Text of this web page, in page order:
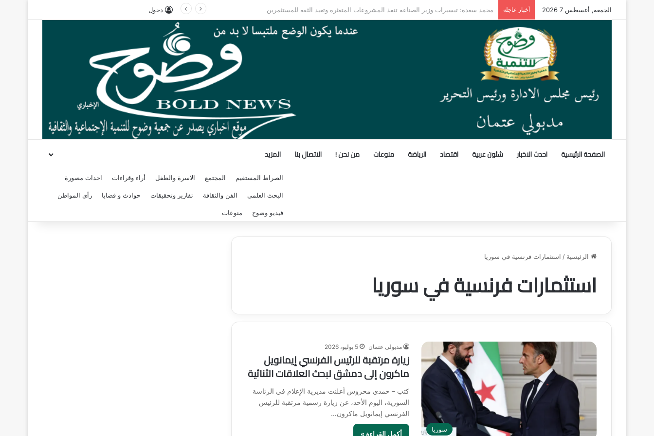
الجمعة, أغسطس 7 2026 أخبار عاجلة صراع النفوذ في القرن الأفريقي.. كيف تُعيد مقديشو رسم خارطة التحالفات العابرة للقارات؟ دخول
الصفحة الرئيسية احدث الاخبار شئون عربية اقتصاد الرياضة منوعات من نحن ! الاتصال بنا المزيد
الصراط المستقيم المجتمع الاسرة والطفل أراء وقراءات احداث مصورة
البحث العلمى الفن والثقافة تقارير وتحقيقات حوادث و قضايا رأى المواطن
فيديو وضوح منوعات
الرئيسية / استثمارات فرنسية في سوريا
استثمارات فرنسية في سوريا
سوريا
مدبولى عتمان 5 يوليو، 2026
زيارة مرتقبة للرئيس الفرنسي إيمانويل
ماكرون إلى دمشق لبحث العلاقات الثنائية
كتب – حمدي محروس أعلنت مديرية الإعلام في الرئاسة
السورية، اليوم الأحد، عن زيارة رسمية مرتقبة للرئيس
الفرنسي إيمانويل ماكرون…
أكمل القراءة »